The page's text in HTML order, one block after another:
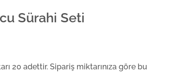
Sürahi Seti
20 adettir. Sipariş miktarınıza göre bu